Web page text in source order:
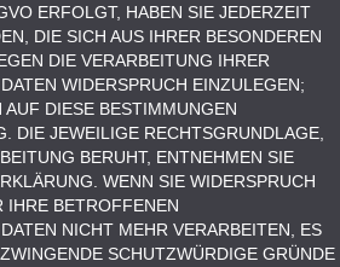
ERFOLGT, HABEN SIE JEDERZEIT
DIE SICH AUS IHRER BESONDEREN
DIE VERARBEITUNG IHRER
WIDERSPRUCH EINZULEGEN;
DIESE BESTIMMUNGEN
DIE JEWEILIGE RECHTSGRUNDLAGE,
BERUHT, ENTNEHMEN SIE
WENN SIE WIDERSPRUCH
IHRE BETROFFENEN
NICHT MEHR VERARBEITEN, ES
SCHUTZWÜRDIGE GRÜNDE